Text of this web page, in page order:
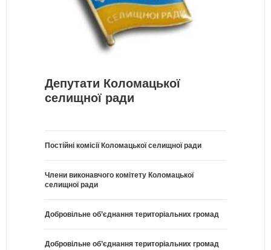
Депутати Коломацької
селищної ради
Постійні комісії Коломацької селищної ради
Члени виконавчого комітету Коломацької
селищної ради
Добровільне об’єднання територіальних громад
Добровільне об’єднання територіальних громад